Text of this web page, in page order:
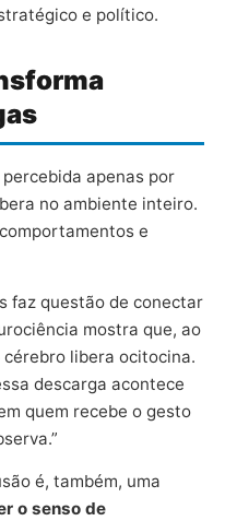
e político.
apenas por
no ambiente inteiro.
e
faz questão de conectar
mostra que, ao
libera ocitocina.
descarga acontece
quem recebe o gesto
é, também, uma
o senso de